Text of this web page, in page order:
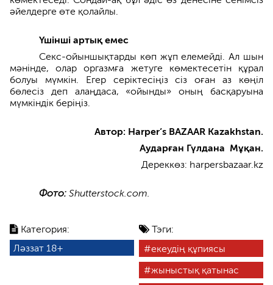
Категория:
Ләззат 18+
Тэги:
екеудің құпиясы
жыныстық қатынас
әйелдерге өте қолайлы.
Үшінші артық емес
Секс-ойыншықтарды көп жұп елемейді. Ал шын
мәнінде, олар оргазмға жетуге көмектесетін құрал
болуы мүмкін. Егер серіктесіңіз сіз оған аз көңіл
бөлесіз деп алаңдаса, «ойынды» оның басқаруына
мүмкіндік беріңіз.
Автор: Harper’s BAZAAR Kazakhstan.
Аударған Гүлдана Мұқан.
Дереккөз: harpersbazaar.kz
Фото: Shutterstock.com.